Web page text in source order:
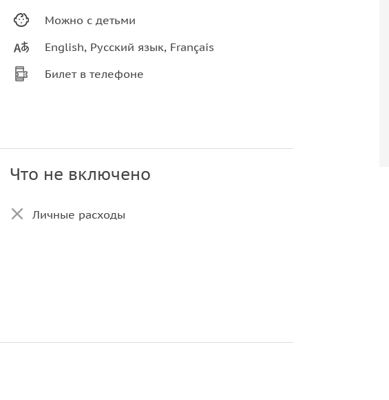
Можно с детьми
English, Русский язык, Français
Билет в телефоне
Что не включено
Личные расходы